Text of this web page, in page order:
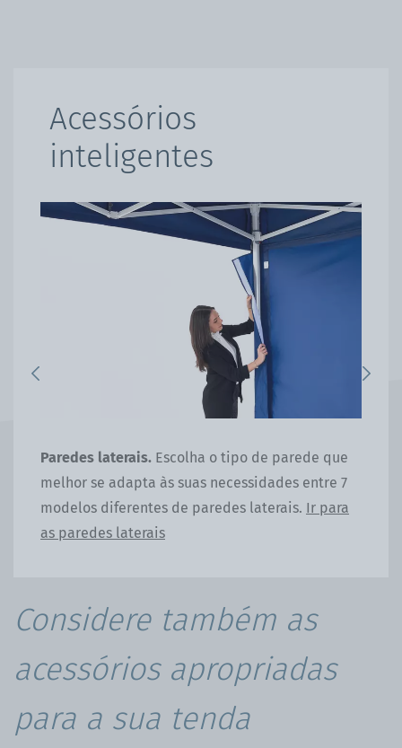
Acessórios
inteligentes
Paredes laterais. Escolha o tipo de parede que
melhor se adapta às suas necessidades entre 7
modelos diferentes de paredes laterais. Ir para
as paredes laterais
Considere também as
acessórios apropriadas
para a sua tenda